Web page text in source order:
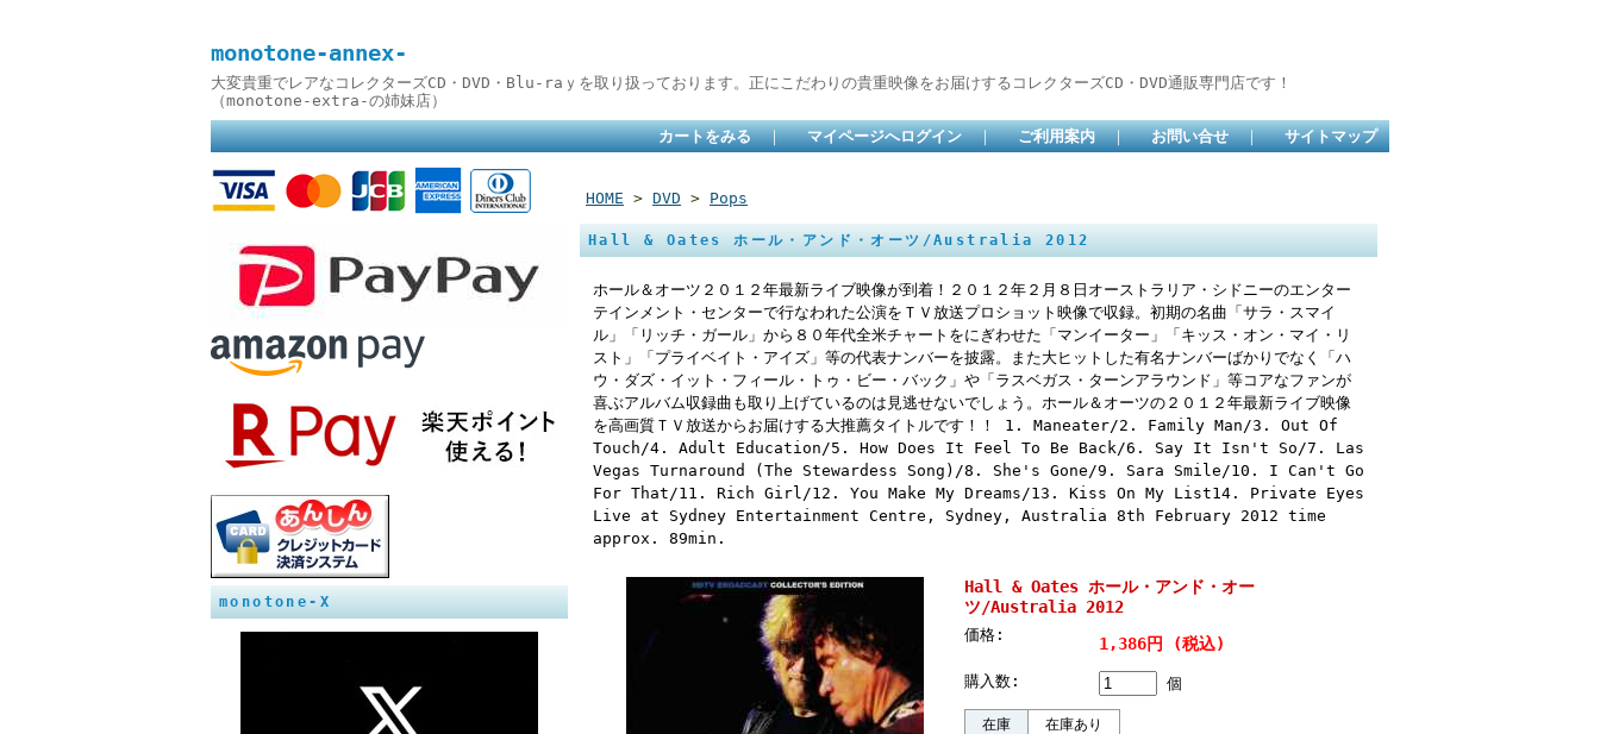
monotone-annex-
大変貴重でレアなコレクターズCD・DVD・Blu-raｙを取り扱っております。正にこだわりの貴重映像をお届けするコレクターズCD・DVD通販専門店です！
（monotone-extra-の姉妹店）
カートをみる ｜ マイページへログイン ｜ ご利用案内 ｜ お問い合せ ｜ サイトマップ
monotone-X
HOME > DVD > Pops
Hall & Oates ホール・アンド・オーツ/Australia 2012
ホール＆オーツ２０１２年最新ライブ映像が到着！２０１２年２月８日オーストラリア・シドニーのエンター
テインメント・センターで行なわれた公演をＴＶ放送プロショット映像で収録。初期の名曲「サラ・スマイ
ル」「リッチ・ガール」から８０年代全米チャートをにぎわせた「マンイーター」「キッス・オン・マイ・リ
スト」「プライベイト・アイズ」等の代表ナンバーを披露。また大ヒットした有名ナンバーばかりでなく「ハ
ウ・ダズ・イット・フィール・トゥ・ビー・バック」や「ラスベガス・ターンアラウンド」等コアなファンが
喜ぶアルバム収録曲も取り上げているのは見逃せないでしょう。ホール＆オーツの２０１２年最新ライブ映像
を高画質ＴＶ放送からお届けする大推薦タイトルです！！ 1. Maneater/2. Family Man/3. Out Of
Touch/4. Adult Education/5. How Does It Feel To Be Back/6. Say It Isn't So/7. Las
Vegas Turnaround (The Stewardess Song)/8. She's Gone/9. Sara Smile/10. I Can't Go
For That/11. Rich Girl/12. You Make My Dreams/13. Kiss On My List14. Private Eyes
Live at Sydney Entertainment Centre, Sydney, Australia 8th February 2012 time
approx. 89min.
Hall & Oates ホール・アンド・オー
ツ/Australia 2012
価格: 1,386円 (税込)
購入数: 個
在庫 在庫あり